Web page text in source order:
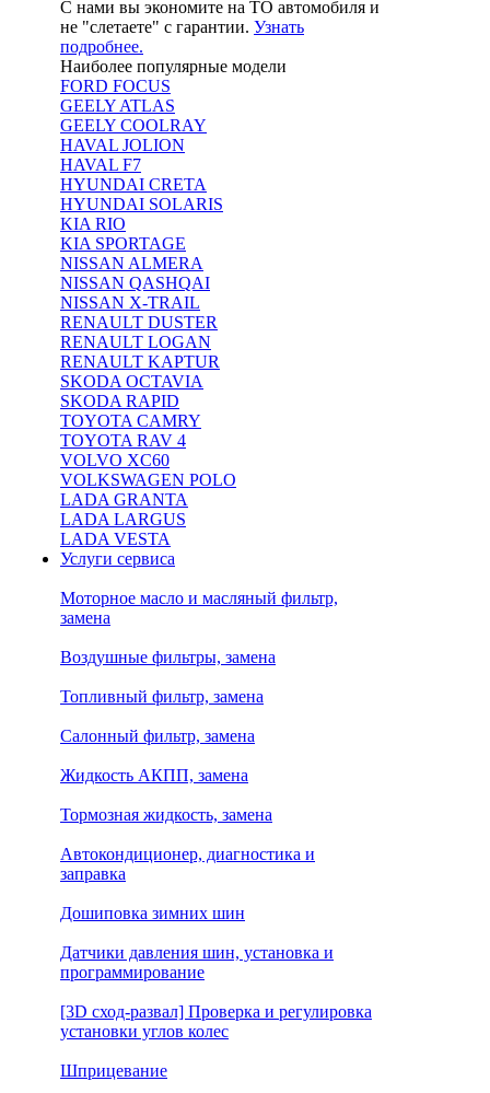
С нами вы экономите на ТО автомобиля и
не "слетаете" с гарантии. Узнать
подробнее.
Наиболее популярные модели
FORD FOCUS
GEELY ATLAS
GEELY COOLRAY
HAVAL JOLION
HAVAL F7
HYUNDAI CRETA
HYUNDAI SOLARIS
KIA RIO
KIA SPORTAGE
NISSAN ALMERA
NISSAN QASHQAI
NISSAN X-TRAIL
RENAULT DUSTER
RENAULT LOGAN
RENAULT KAPTUR
SKODA OCTAVIA
SKODA RAPID
TOYOTA CAMRY
TOYOTA RAV 4
VOLVO XC60
VOLKSWAGEN POLO
LADA GRANTA
LADA LARGUS
LADA VESTA
Услуги сервиса
Моторное масло и масляный фильтр,
замена
Воздушные фильтры, замена
Топливный фильтр, замена
Салонный фильтр, замена
Жидкость АКПП, замена
Тормозная жидкость, замена
Автокондиционер, диагностика и
заправка
Дошиповка зимних шин
Датчики давления шин, установка и
программирование
[3D сход-развал] Проверка и регулировка
установки углов колес
Шприцевание